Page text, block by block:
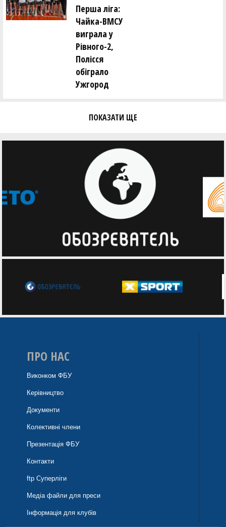
Перша ліга:
Чайка-ВМСУ
виграла у
Рівного-2,
Полісся
обіграло
Ужгород
ПОКАЗАТИ ЩЕ
ПРО НАС
Виконком ФБУ
Керівництво
Документи
Колективні члени
Презентація ФБУ
Контакти
ftp Суперліги
Медіа файли для преси
Інформація для клубів